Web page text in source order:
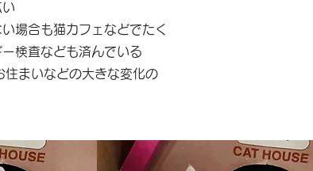
い
場合も猫カフェなどでたく
検査なども済んでいる
住まいなどの大きな変化の